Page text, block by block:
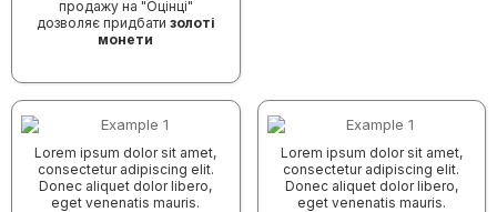
продажу на "Оцінці"
дозволяє придбати золоті
монети
Lorem ipsum dolor sit amet,
consectetur adipiscing elit.
Donec aliquet dolor libero,
eget venenatis mauris.
Lorem ipsum dolor sit amet,
consectetur adipiscing elit.
Donec aliquet dolor libero,
eget venenatis mauris.